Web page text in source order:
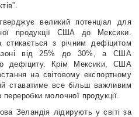
великий потенціал для
продукції США до Мексики.
з річним дефіцитом
від 25% до 30%, а США
дефіциту. Крім Мексики, США
на світовому експортному
ставатиме все більш важливим
молочної продукції.
Зеландія лідирують у світі за